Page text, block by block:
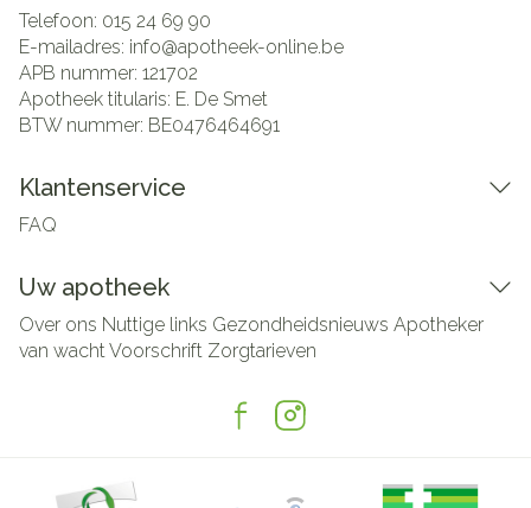
Telefoon: 015 24 69 90
E-mailadres: info@apotheek-online.be
APB nummer: 121702
Apotheek titularis: E. De Smet
BTW nummer: BE0476464691
Klantenservice
FAQ
Uw apotheek
Over ons Nuttige links Gezondheidsnieuws Apotheker
van wachtVoorschrift Zorgtarieven